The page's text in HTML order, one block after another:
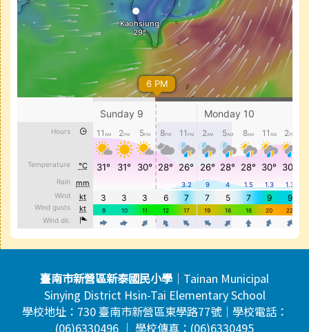
頁尾區域內容
臺南市新營區新泰國民小學｜Tainan Municipal
Sinying District Hsin-Tai Elementary School
學校地址：730 臺南市新營區東學路77號｜學校電話：
(06)6330496 ｜ 學校傳真：(06)6330495